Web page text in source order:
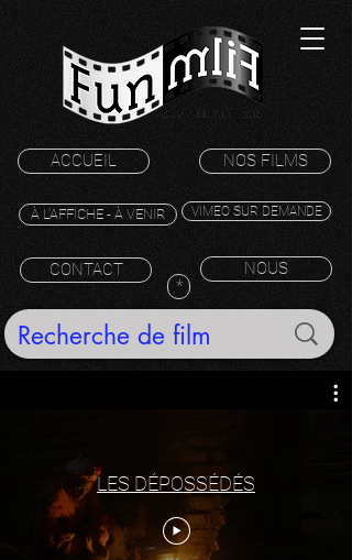
ACCUEIL NOS FILMS
À L'AFFICHE - À VENIR VIMEO SUR DEMANDE
CONTACT
NOUS
*
LES DÉPOSSÉDÉS